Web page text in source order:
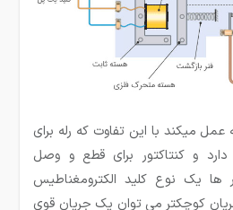
عمل میکند با این تفاوت که رله برای
دارد و کنتاکتور برای قطع و وصل
ها یک نوع کلید الکترومغناطیس
کوچکتر می توان یک جریان قوی